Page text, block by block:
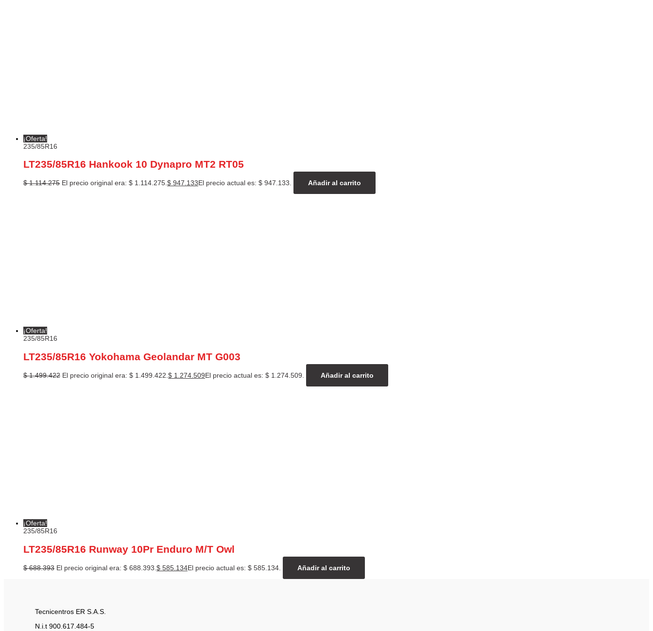
¡Oferta!
235/85R16
LT235/85R16 Hankook 10 Dynapro MT2 RT05
$1.114.275 El precio original era: $ 1.114.275.$ 947.133El precio actual es: $ 947.133. Añadir al carrito
¡Oferta!
235/85R16
LT235/85R16 Yokohama Geolandar MT G003
$1.499.422 El precio original era: $ 1.499.422. $ 1.274.509El precio actual es: $ 1.274.509. Añadir al carrito
¡Oferta!
235/85R16
LT235/85R16 Runway 10Pr Enduro M/T Owl
$688.393 El precio original era: $ 688.393. $ 585.134El precio actual es: $ 585.134. Añadir al carrito
Tecnicentros ER S.A.S.
N.i.t 900.617.484-5